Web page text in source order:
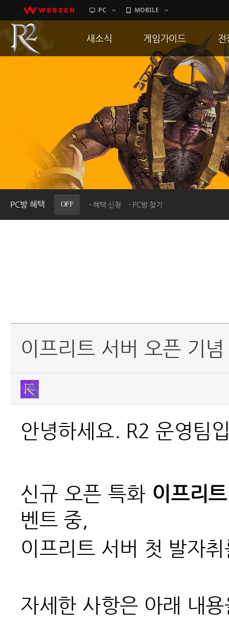
PC MOBILE
PC방 혜택 OFF 혜택 신청 PC방 찾기
새소식
이벤트
히스토리
PC방으로간다
게임가이드
게임 특징
서버가이드
신병훈련소
세부가이드
통합보급센터
전
통
공
이프리트 서버 오픈 기
안녕하세요. R2 운영팀
신규 오픈 특화 이프리
벤트 중,
이프리트 서버 첫 발자
자세한 사항은 아래 내